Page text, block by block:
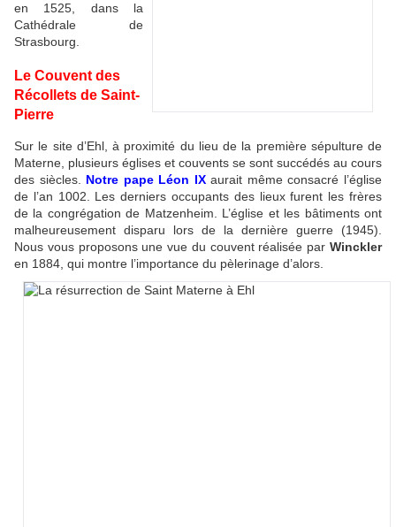
en 1525, dans la
Cathédrale de
Strasbourg.
Le Couvent des
Récollets de Saint-
Pierre
Sur le site d’Ehl, à proximité du lieu de la première sépulture de
Materne, plusieurs églises et couvents se sont succédés au cours
des siècles. Notre pape Léon IXaurait même consacré l’église
de l’an 1002. Les derniers occupants des lieux furent les frères
de la congrégation de Matzenheim. L’église et les bâtiments ont
malheureusement disparu lors de la dernière guerre (1945).
Nous vous proposons une vue du couvent réalisée par Winckler
en 1884, qui montre l’importance du pèlerinage d’alors.